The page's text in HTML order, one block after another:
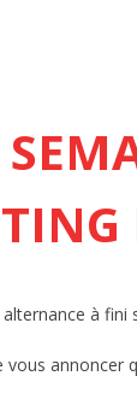
à fini
annoncer